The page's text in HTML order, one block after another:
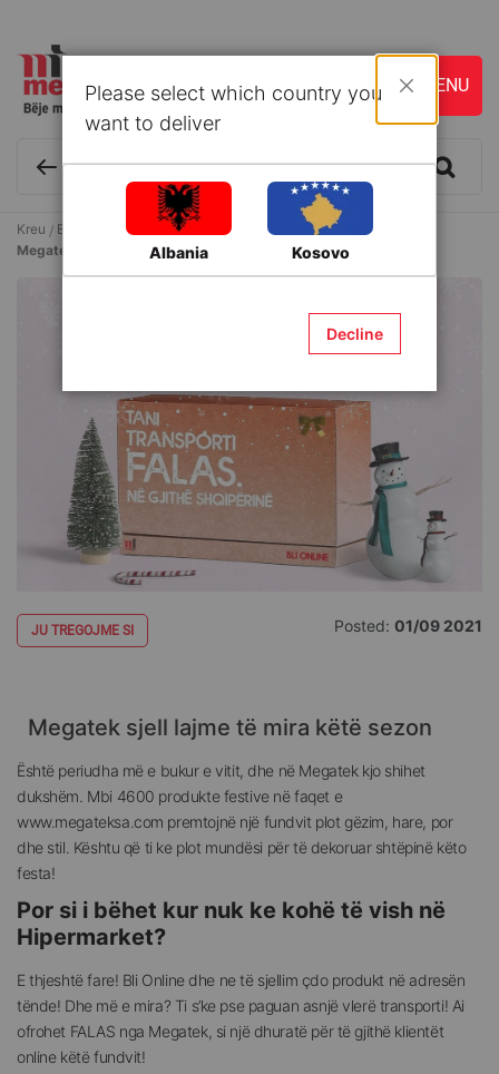
Kreu Blog & Ide
JU TREGOJME SI
Megatek sjell lajme të mira këtë sezon
Megatek sjell lajme të mira këtë sezon
Është periudha më e bukur e vitit, dhe në Megatek kjo shihet
dukshëm. Mbi 4600 produkte festive në faqet e
www.megateksa.com premtojnë një fundvit plot gëzim, hare, por
dhe stil. Kështu që ti ke plot mundësi për të dekoruar shtëpinë këto
festa!
Por si i bëhet kur nuk ke kohë të vish në
Hipermarket?
E thjeshtë fare! Bli Online dhe ne të sjellim çdo produkt në adresën
tënde! Dhe më e mira? Ti s’ke pse paguan asnjë vlerë transporti! Ai
ofrohet FALAS nga Megatek, si një dhuratë për të gjithë klientët
online këtë fundvit!
JU TREGOJME SI Posted: 01/09 2021
Please select which country you
want to deliver
Mbyll
Albania Kosovo
Decline